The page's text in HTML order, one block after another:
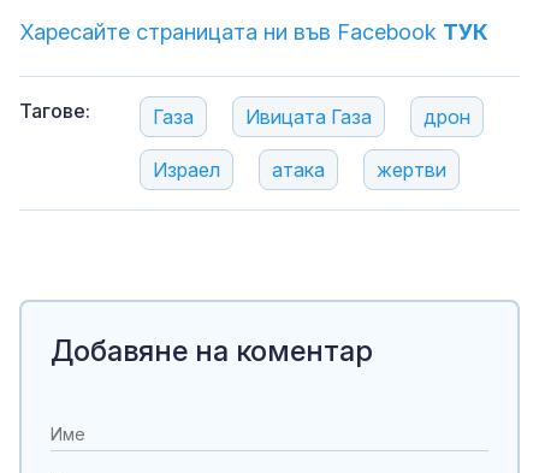
Харесайте страницата ни във Facebook ТУК
Тагове: Газа Ивицата Газа дрон
Израел атака жертви
Добавяне на коментар